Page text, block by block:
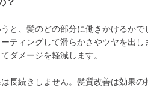
？
と、髪のどの部分に働きかけるかで
ティングして滑らかさやツヤを出し
ダメージを軽減します。
長続きしません。髪質改善は効果の